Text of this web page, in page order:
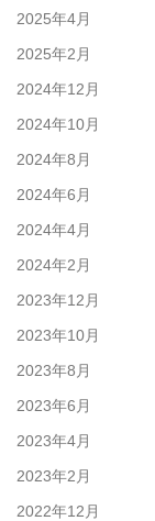
2025年4月
2025年2月
2024年12月
2024年10月
2024年8月
2024年6月
2024年4月
2024年2月
2023年12月
2023年10月
2023年8月
2023年6月
2023年4月
2023年2月
2022年12月